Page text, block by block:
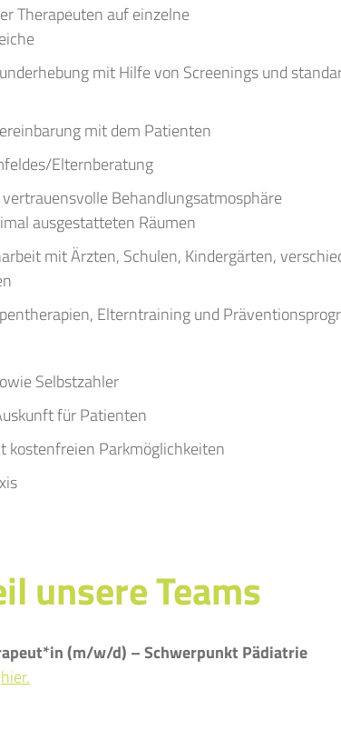
Therapeuten auf einzelne
mit Hilfe von Screenings und
mit dem Patienten
Elternberatung
Behandlungsatmosphäre
ausgestatteten Räumen
mit Ärzten, Schulen, Kindergärten,
Elterntraining und
Selbstzahler
für Patienten
kostenfreien Parkmöglichkeiten
unsere Teams
(m/w/d) – Schwerpunkt Pädiatrie
hier.